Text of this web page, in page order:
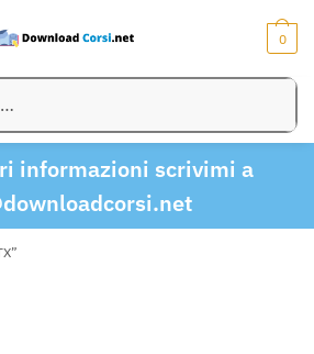
0
informazioni scrivimi a